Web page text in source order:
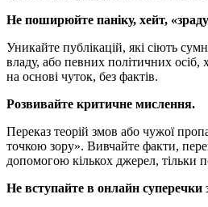
Не поширюйте паніку, хейт,
Уникайте публікацій, які сіють
владу, або певних політичних осіб,
на основі чуток, без фактів.
Розвивайте критичне мислення.
Переказ теорій змов або чужої
точкою зору». Вивчайте факти,
допомогою кількох джерел, тільки
Не вступайте в онлайн суперечки